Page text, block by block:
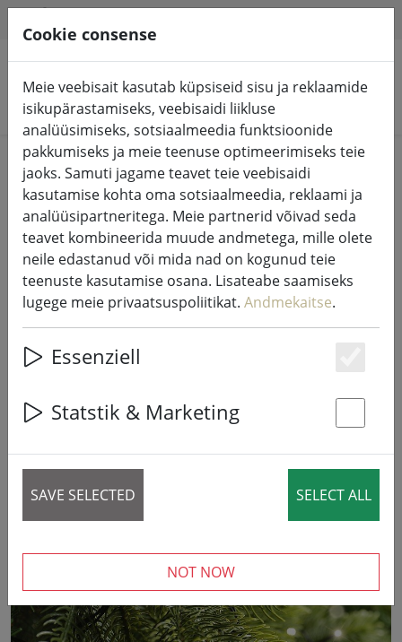
Otsi tooteid
Home
Muinasjututuled ja valgustus
Muinasjututuled
Kaemingk Lumineo LED-tuled Basic
koos dimmeriga 40 LED soojavalge
välitingimustes 3 m mustad
Cookie consense
Meie veebisait kasutab küpsiseid sisu ja reklaamide
isikupärastamiseks, veebisaidi liikluse
analüüsimiseks, sotsiaalmeedia funktsioonide
pakkumiseks ja meie teenuse optimeerimiseks teie
jaoks. Samuti jagame teavet teie veebisaidi
kasutamise kohta oma sotsiaalmeedia, reklaami ja
analüüsipartneritega. Meie partnerid võivad seda
teavet kombineerida muude andmetega, mille olete
neile edastanud või mida nad on kogunud teie
teenuste kasutamise osana. Lisateabe saamiseks
lugege meie privaatsuspoliitikat. Andmekaitse.
Essenziell
Statstik & Marketing
SAVE SELECTED SELECT ALL
NOT NOW